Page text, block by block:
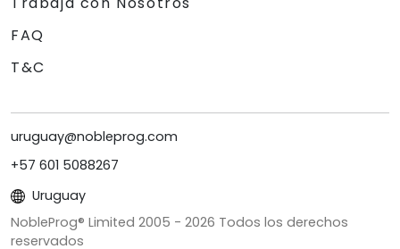
FAQ
T&C
uruguay@nobleprog.com
+57 601 5088267
Uruguay
NobleProg® Limited 2005 - 2026 Todos los derechos
reservados